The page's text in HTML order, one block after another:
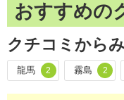
おすすめの
クチコミから
龍馬 2 霧島 2